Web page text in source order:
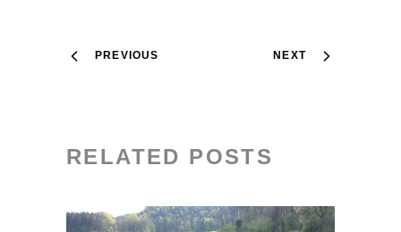
PREVIOUS NEXT
RELATED POSTS